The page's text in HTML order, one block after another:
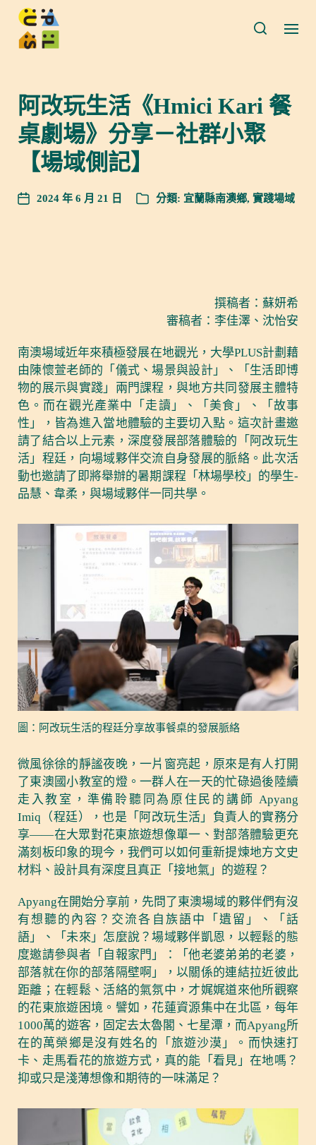
阿改玩生活《Hmici Kari 餐
桌劇場》分享－社群小聚
【場域側記】
2024 年 6 月 21 日 分類: 宜蘭縣南澳鄉, 實踐場域
撰稿者：蘇妍希
審稿者：李佳澤、沈怡安
南澳場域近年來積極發展在地觀光，大學PLUS計劃藉
由陳懷萱老師的「儀式、場景與設計」、「生活即博
物的展示與實踐」兩門課程，與地方共同發展主體特
色。而在觀光產業中「走讀」、「美食」、「故事
性」，皆為進入當地體驗的主要切入點。這次計畫邀
請了結合以上元素，深度發展部落體驗的「阿改玩生
活」程廷，向場域夥伴交流自身發展的脈絡。此次活
動也邀請了即將舉辦的暑期課程「林場學校」的學生-
品慧、韋柔，與場域夥伴一同共學。
圖：阿改玩生活的程廷分享故事餐桌的發展脈絡
微風徐徐的靜謐夜晚，一片窗亮起，原來是有人打開
了東澳國小教室的燈。一群人在一天的忙碌過後陸續
走入教室，準備聆聽同為原住民的講師 Apyang
Imiq（程廷），也是「阿改玩生活」負責人的實務分
享——在大眾對花東旅遊想像單一、對部落體驗更充
滿刻板印象的現今，我們可以如何重新提煉地方文史
材料、設計具有深度且真正「接地氣」的遊程？
Apyang在開始分享前，先問了東澳場域的夥伴們有沒
有想聽的內容？交流各自族語中「遺留」、「話
語」、「未來」怎麼說？場域夥伴凱恩，以輕鬆的態
度邀請參與者「自報家門」：「他老婆弟弟的老婆，
部落就在你的部落隔壁啊」，以關係的連結拉近彼此
距離；在輕鬆、活絡的氣氛中，才娓娓道來他所觀察
的花東旅遊困境。譬如，花蓮資源集中在北區，每年
1000萬的遊客，固定去太魯閣、七星潭，而Apyang所
在的萬榮鄉是沒有姓名的「旅遊沙漠」。而快速打
卡、走馬看花的旅遊方式，真的能「看見」在地嗎？
抑或只是淺薄想像和期待的一味滿足？